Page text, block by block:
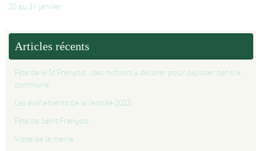
20 au 31 janvier
Articles récents
Fête de la St François : des nichoirs à décorer pour déposer dans la
commune
Les événements de la rentrée 2023
Fête de Saint François
Visite de la mairie